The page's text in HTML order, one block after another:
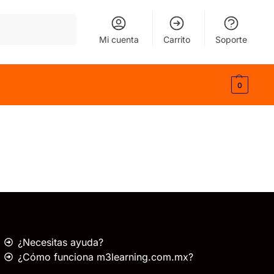
Mi cuenta Carrito Soporte
0
¿Necesitas ayuda?
¿Cómo funciona m3learning.com.mx?